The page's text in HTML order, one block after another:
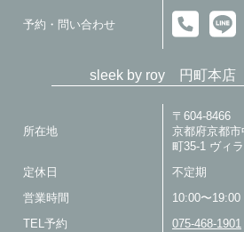
予約・問い合わせ
sleek by roy 円町本店
所在地
〒604-8466
京都府京都
町35-1 ヴィ
定休日 不定期
営業時間 10:00〜19:00
TEL予約 075-468-1901